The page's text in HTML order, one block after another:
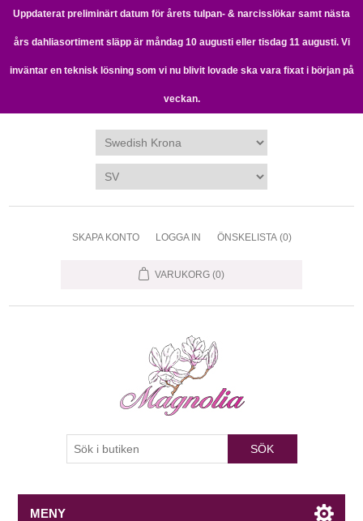
Uppdaterat preliminärt datum för årets tulpan- & narcisslökar samt nästa
års dahliasortiment släpp är måndag 10 augusti eller tisdag 11 augusti. Vi
inväntar en teknisk lösning som vi nu blivit lovade ska vara fixat i början på
veckan.
SKAPA KONTO LOGGA IN ÖNSKELISTA (0)
VARUKORG (0)
SÖK
MENY